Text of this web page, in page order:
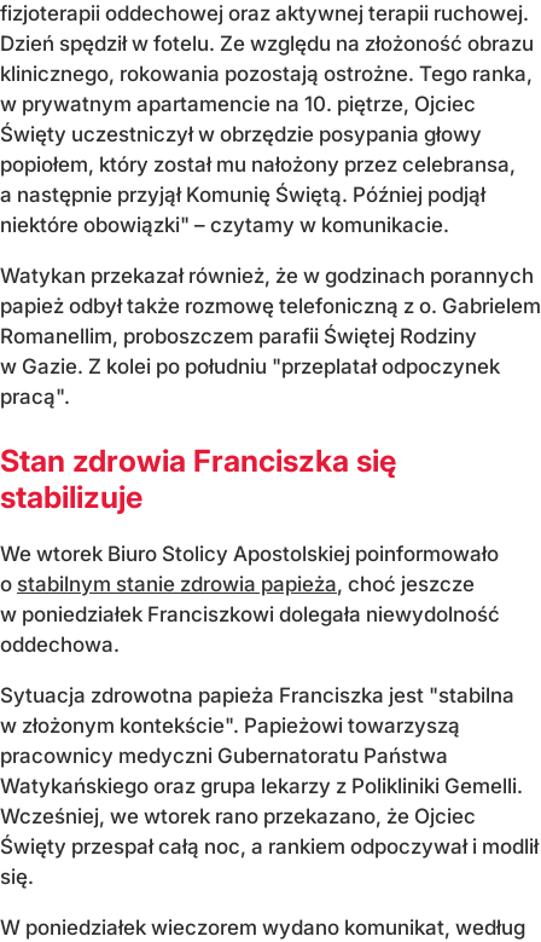
fizjoterapii oddechowej oraz aktywnej terapii ruchowej.
Dzień spędził w fotelu. Ze względu na złożoność obrazu
klinicznego, rokowania pozostają ostrożne. Tego ranka,
w prywatnym apartamencie na 10. piętrze, Ojciec
Święty uczestniczył w obrzędzie posypania głowy
popiołem, który został mu nałożony przez celebransa,
a następnie przyjął Komunię Świętą. Później podjął
niektóre obowiązki" – czytamy w komunikacie.
Watykan przekazał również, że w godzinach porannych
papież odbył także rozmowę telefoniczną z o. Gabrielem
Romanellim, proboszczem parafii Świętej Rodziny
w Gazie. Z kolei po południu "przeplatał odpoczynek
pracą".
Stan zdrowia Franciszka się
stabilizuje
We wtorek Biuro Stolicy Apostolskiej poinformowało
o stabilnym stanie zdrowia papieża, choć jeszcze
w poniedziałek Franciszkowi dolegała niewydolność
oddechowa.
Sytuacja zdrowotna papieża Franciszka jest "stabilna
w złożonym kontekście". Papieżowi towarzyszą
pracownicy medyczni Gubernatoratu Państwa
Watykańskiego oraz grupa lekarzy z Polikliniki Gemelli.
Wcześniej, we wtorek rano przekazano, że Ojciec
Święty przespał całą noc, a rankiem odpoczywał i modlił
się.
W poniedziałek wieczorem wydano komunikat, według